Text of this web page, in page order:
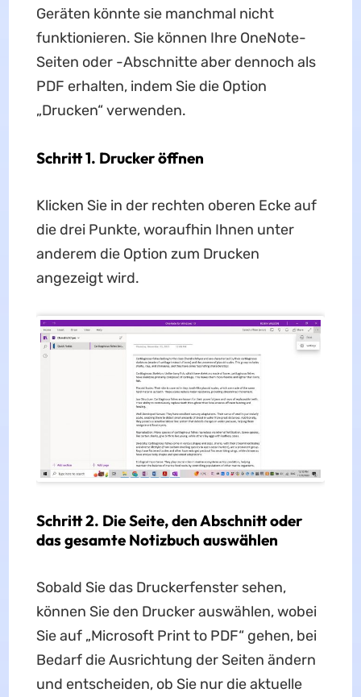
Geräten könnte sie manchmal nicht
funktionieren. Sie können Ihre OneNote-
Seiten oder -Abschnitte aber dennoch als
PDF erhalten, indem Sie die Option
„Drucken“ verwenden.
Schritt 1. Drucker öffnen
Klicken Sie in der rechten oberen Ecke auf
die drei Punkte, woraufhin Ihnen unter
anderem die Option zum Drucken
angezeigt wird.
Schritt 2. Die Seite, den Abschnitt oder
das gesamte Notizbuch auswählen
Sobald Sie das Druckerfenster sehen,
können Sie den Drucker auswählen, wobei
Sie auf „Microsoft Print to PDF“ gehen, bei
Bedarf die Ausrichtung der Seiten ändern
und entscheiden, ob Sie nur die aktuelle